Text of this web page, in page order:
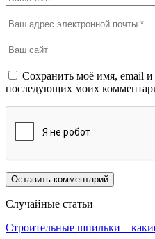
Сохранить моё имя, email и
последующих моих
Случайные статьи
Строительные шпильки –